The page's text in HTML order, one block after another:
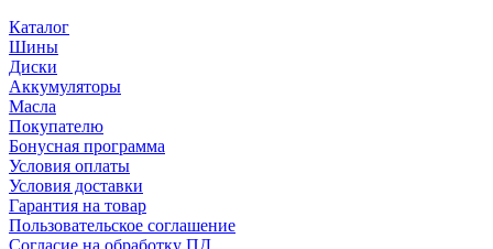
Каталог
Шины
Диски
Аккумуляторы
Масла
Покупателю
Бонусная программа
Условия оплаты
Условия доставки
Гарантия на товар
Пользовательское соглашение
Согласие на обработку ПД